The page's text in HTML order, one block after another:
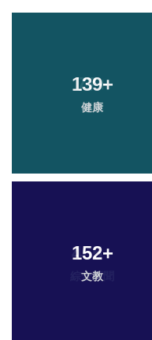
139+
健康
152+
文教